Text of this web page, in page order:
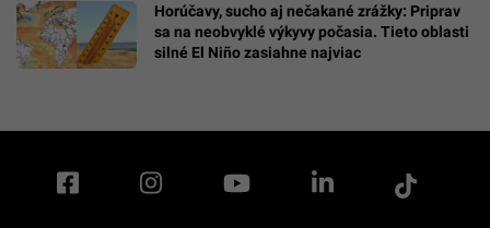
Horúčavy, sucho aj nečakané zrážky: Priprav
sa na neobvyklé výkyvy počasia. Tieto oblasti
silné El Niño zasiahne najviac